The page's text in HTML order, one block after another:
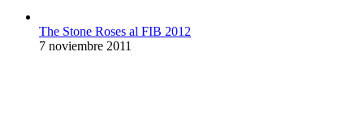
The Stone Roses al FIB 2012
7 noviembre 2011